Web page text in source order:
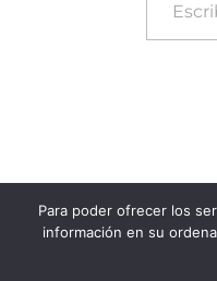
FADSP
Para poder ofrecer los
información en su